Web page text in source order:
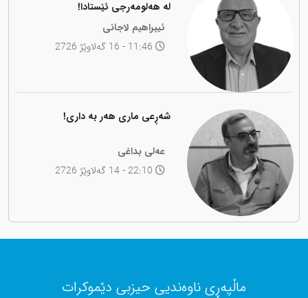
لە هەلومەرجی ئێستادا!
ئیبراهیم لاجانی
شەڕعی ماری هەر بە داری!
عەلی بداغی
ماڵپەڕی ناوەندیی حیزبی دێموکرات